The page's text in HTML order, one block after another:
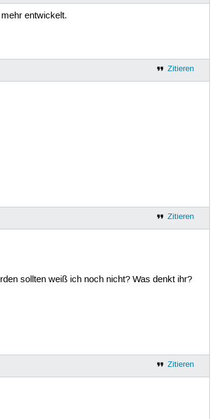
entwickelt.
Zitieren
Zitieren
sollten weiß ich noch nicht? Was denkt ihr?
Zitieren